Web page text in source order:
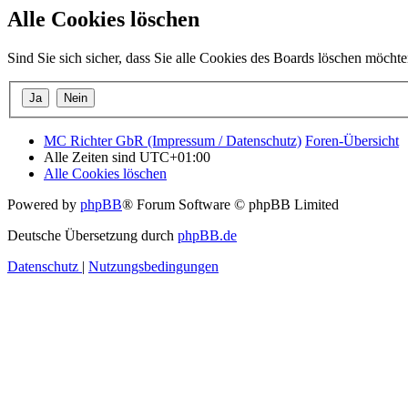
Alle Cookies löschen
Sind Sie sich sicher, dass Sie alle Cookies des Boards löschen
MC Richter GbR (Impressum / Datenschutz) Foren-Übersicht
Alle Zeiten sind UTC+01:00
Alle Cookies löschen
Powered by phpBB® Forum Software © phpBB Limited
Deutsche Übersetzung durch phpBB.de
Datenschutz | Nutzungsbedingungen